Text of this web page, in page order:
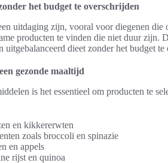
het budget te overschrijden
uitdaging zijn, vooral voor diegenen die
producten te vinden die niet duur zijn.
uitgebalanceerd dieet zonder het budget
gezonde maaltijd
is het essentieel om producten te
en kikkererwten
zoals broccoli en spinazie
en appels
rijst en quinoa